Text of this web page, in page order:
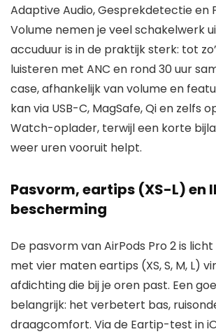
Adaptive Audio, Gesprekdetectie en
Volume nemen je veel schakelwerk
accuduur is in de praktijk sterk: tot
luisteren met ANC en rond 30 uur
case, afhankelijk van volume en
kan via USB-C, MagSafe, Qi en zelfs
Watch-oplader, terwijl een korte
weer uren vooruit helpt.
Pasvorm, eartips (XS-L) en
bescherming
De pasvorm van AirPods Pro 2 is
met vier maten eartips (XS, S, M, L)
afdichting die bij je oren past. Een
belangrijk: het verbetert bas,
draagcomfort. Via de Eartip-test in